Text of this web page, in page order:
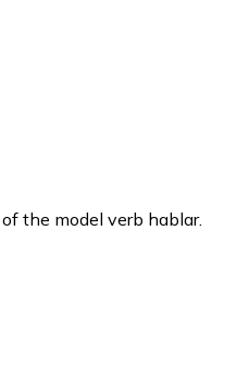
the model verb hablar.